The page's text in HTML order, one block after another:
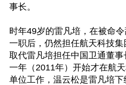
事长。
时年49岁的雷凡培，在被命
一职后，仍然担任航天科技
取代雷凡培担任中国卫通董
一年（2011年）开始才在航
单位工作，温云松是雷凡培